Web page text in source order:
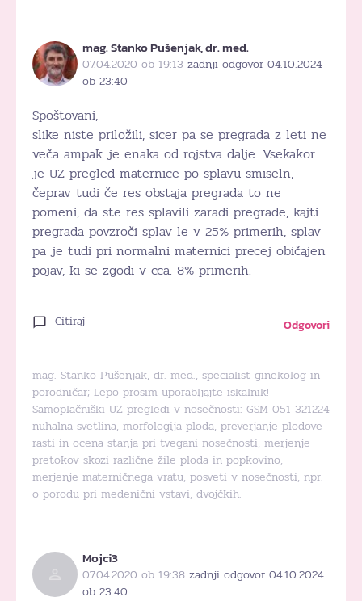
mag. Stanko Pušenjak, dr. med.
07.04.2020 ob 19:13 zadnji odgovor 04.10.2024
ob 23:40
Spoštovani,
slike niste priložili, sicer pa se pregrada z leti ne
veča ampak je enaka od rojstva dalje. Vsekakor
je UZ pregled maternice po splavu smiseln,
čeprav tudi če res obstaja pregrada to ne
pomeni, da ste res splavili zaradi pregrade, kajti
pregrada povzroči splav le v 25% primerih, splav
pa je tudi pri normalni maternici precej običajen
pojav, ki se zgodi v cca. 8% primerih.
Citiraj Odgovori
mag. Stanko Pušenjak, dr. med., specialist ginekolog in
porodničar; Lepo prosim uporabljajte iskalnik!
Samoplačniški UZ pregledi v nosečnosti: GSM 051 321224
nuhalna svetlina, morfologija ploda, preverjanje plodove
rasti in ocena stanja pri tvegani nosečnosti, merjenje
pretokov skozi različne žile ploda in popkovino,
merjenje materničnega vratu, posveti v nosečnosti, npr.
o porodu pri medenični vstavi, dvojčkih.
Mojci3
07.04.2020 ob 19:38 zadnji odgovor 04.10.2024
ob 23:40